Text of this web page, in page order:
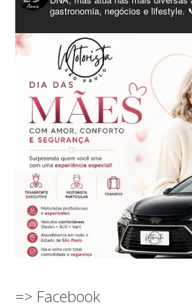
gastronomia, negócios e lifestyle.
=> Facebook